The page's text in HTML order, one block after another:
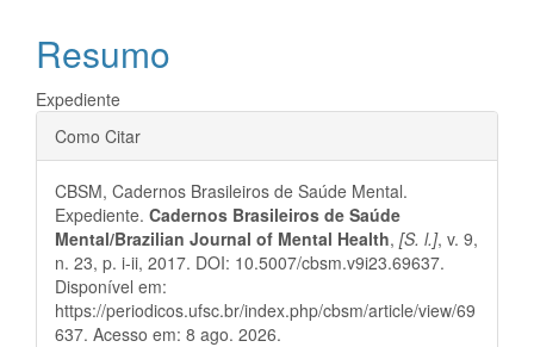
artigo
principal
Resumo
Expediente
Detalhes
do
artigo
Como Citar
CBSM, Cadernos Brasileiros de Saúde Mental.
Expediente. Cadernos Brasileiros de Saúde
Mental/Brazilian Journal of Mental Health, [S. l.], v. 9,
n. 23, p. i-ii, 2017. DOI: 10.5007/cbsm.v9i23.69637.
Disponível em:
https://periodicos.ufsc.br/index.php/cbsm/article/view/69
637. Acesso em: 8 ago. 2026.